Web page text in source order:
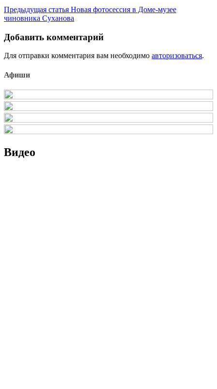
Продолжить
чтение
Предыдущая статья Новая фотосессия в Доме-музее
чиновника Суханова
Добавить комментарий
Для отправки комментария вам необходимо авторизоваться.
Афиши
Видео